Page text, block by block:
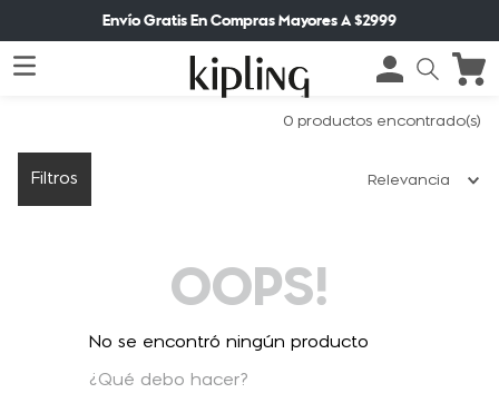
Envío Gratis En Compras Mayores A $2999
0 productos
Filtros Relevancia
OOPS!
No se encontró ningún producto
¿Qué debo hacer?